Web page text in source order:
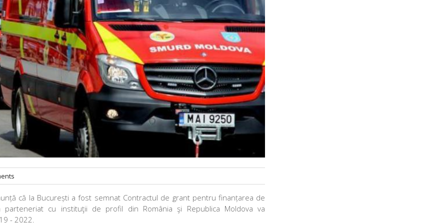
că la București a fost semnat Contractul de grant pentru finanțarea de
cu instituţii de profil din România şi Republica Moldova va
- 2022.